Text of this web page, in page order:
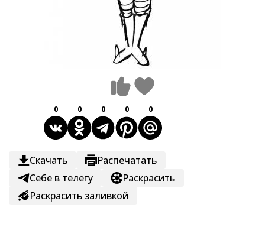
0 0 0 0 0
Скачать
Распечатать
Себе в телегу
Раскрасить
Раскрасить заливкой